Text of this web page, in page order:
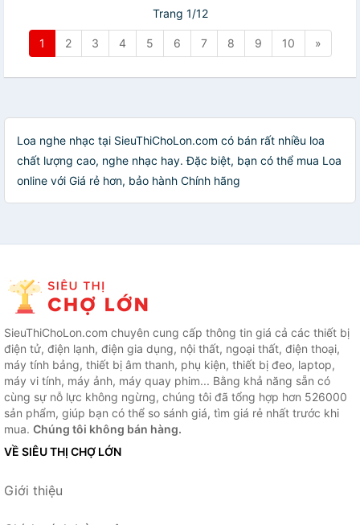
Trang 1/12
1 2 3 4 5 6 7 8 9 10 »
Loa nghe nhạc tại SieuThiChoLon.com có bán rất nhiều loa
chất lượng cao, nghe nhạc hay. Đặc biệt, bạn có thể mua Loa
online với Giá rẻ hơn, bảo hành Chính hãng
SieuThiChoLon.com chuyên cung cấp thông tin giá cả các thiết bị
điện tử, điện lạnh, điện gia dụng, nội thất, ngoại thất, điện thoại,
máy tính bảng, thiết bị âm thanh, phụ kiện, thiết bị đeo, laptop,
máy vi tính, máy ảnh, máy quay phim... Bằng khả năng sẵn có
cùng sự nỗ lực không ngừng, chúng tôi đã tổng hợp hơn 526000
sản phẩm, giúp bạn có thể so sánh giá, tìm giá rẻ nhất trước khi
mua. Chúng tôi không bán hàng.
VỀ SIÊU THỊ CHỢ LỚN
Giới thiệu